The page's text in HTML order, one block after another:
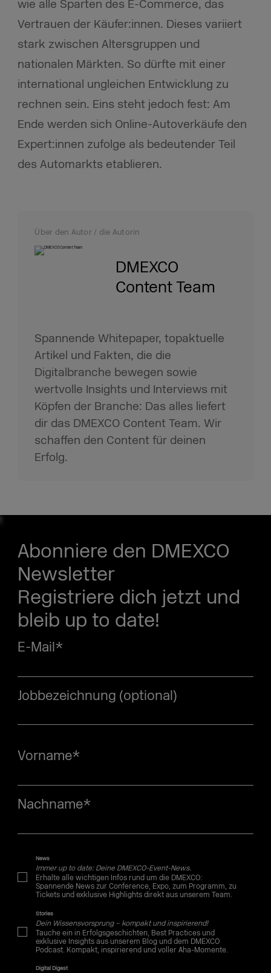
wie alle Sparten des E-Commerce, das
Vertrauen der Käufer:innen. Dieses variiert
stark zwischen Altersgruppen und
nationalen Märkten. So dürfte mit einer
international ungleichen Entwicklung zu
rechnen sein. Eins steht jedoch fest: Am
Ende werden sich Online-Autoverkäufe den
Expert:innen zufolge als bedeutender Teil
des Automarkts etablieren.
Über den Autor / die Autorin
DMEXCO
Content Team
Spannende Whitepaper, topaktuelle
Artikel und Fakten, die die
Digitalbranche bewegen sowie
wertvolle Insights und Interviews mit
Köpfen der Branche: Das alles liefert
dir das DMEXCO Content Team. Wir
schaffen den Content für deinen
Erfolg.
Abonniere den DMEXCO
Newsletter
Registriere dich jetzt und
bleib up to date!
E-Mail*
Jobbezeichnung (optional)
Vorname*
Nachname*
News
Immer up to date: Deine DMEXCO-Event-News.
Erhalte alle wichtigen Infos rund um die DMEXCO:
Spannende News zur Conference, Expo, zum Programm, zu
Tickets und exklusive Highlights direkt aus unserem Team.
Stories
Dein Wissensvorsprung – kompakt und inspirierend!
Tauche ein in Erfolgsgeschichten, Best Practices und
exklusive Insights aus unserem Blog und dem DMEXCO
Podcast. Kompakt, inspirierend und voller Aha-Momente.
Digital Digest